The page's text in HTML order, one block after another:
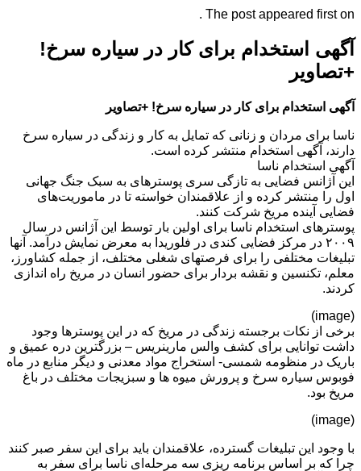
The post appeared first on .
آگهی استخدام برای کار در سیاره سرخ!
+تصاویر
آگهی استخدام برای کار در سیاره سرخ! +تصاویر
ناسا برای مردان و زنانی که تمایل به کار و زندگی در سیاره سرخ
دارند، آگهی استخدام منتشر کرده است.
آگهی استخدام ناسا
این آژانس فضایی به تازگی سری پوسترهای به سبک جنگ جهانی
اول را منتشر کرده و از علاقمندان خواسته تا در ماموریت‌های
فضایی آینده مریخ شرکت کنند.
پوسترهای استخدام ناسا برای اولین بار توسط این آژانس در سال
۲۰۰۹ در مرکز فضایی کندی در فلوریدا به معرض نمایش درآمد. آنها
تبلیغات مختلفی را برای فرصتهای شغلی مختلف، از جمله کشاورز،
معلم، تکنسین و نقشه بردار برای حضور انسان در مریخ راه اندازی
کردند.
(image)
برخی از نکات برجسته زندگی در مریخ که در این پوسترها وجود
داشت توانایی برای کشف والس مارینریس – بزرگترین دره عمیق و
باریک در منظومه شمسی- استخراج مواد معدنی و دیگر منابع در ماه
فوبوس سیاره سرخ و پرورش میوه ها و سبزیجات مختلف در باغ
مریخ بود.
(image)
با وجود این تبلیغات گسترده، علاقمندان باید برای این سفر صبر کنند
چرا که بر اساس برنامه ریزی سه مرحله‌ای ناسا برای سفر به